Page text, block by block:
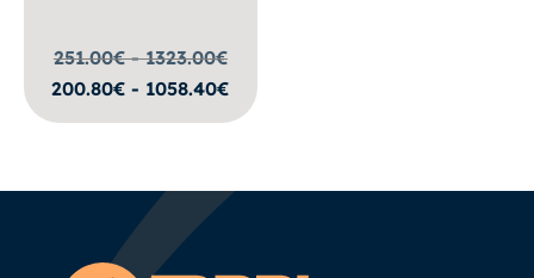
251.00€ - 1323.00€
200.80€ - 1058.40€